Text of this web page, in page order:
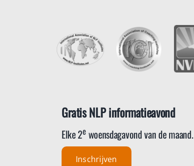
Gratis NLP informatieavond
Elke 2ewoensdagavond van de maand.
Inschrijven